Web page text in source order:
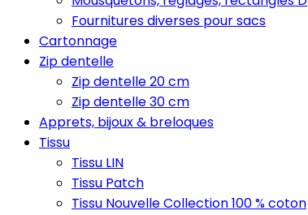
Fournitures diverses pour sacs
Cartonnage
Zip dentelle
Zip dentelle 20 cm
Zip dentelle 30 cm
Apprets, bijoux & breloques
Tissu
Tissu LIN
Tissu Patch
Tissu Nouvelle Collection 100 % coton